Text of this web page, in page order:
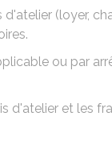
(loyer,
ou par
d'atelier et les